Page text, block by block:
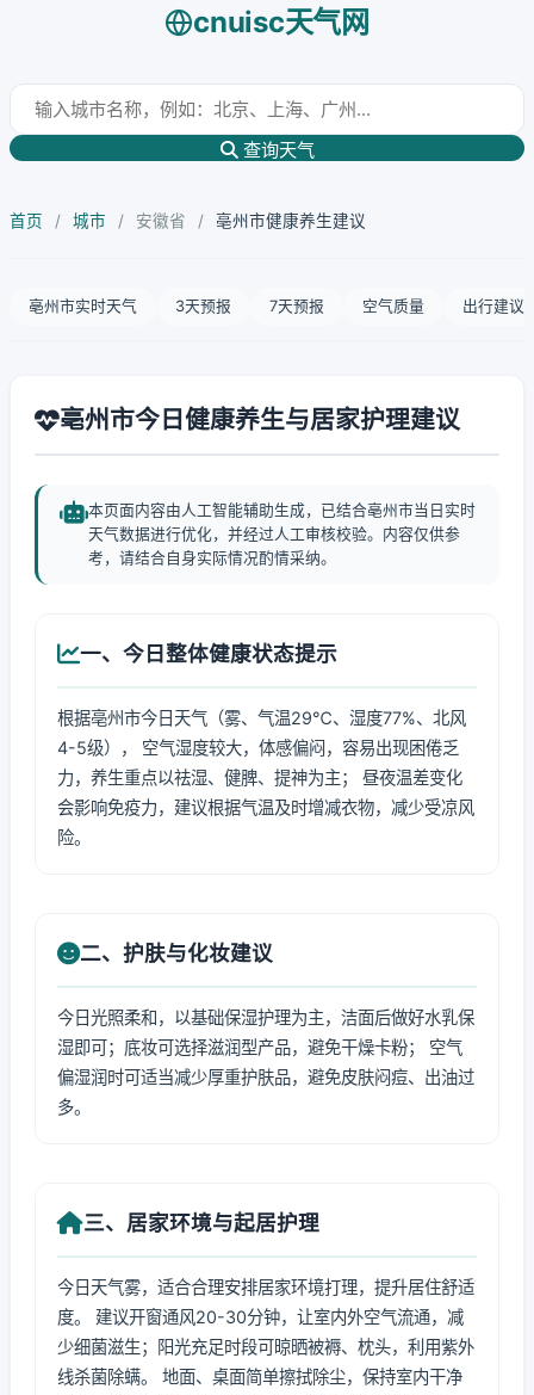
cnuisc天气网
查询天气
首页 / 城市 / 安徽省 / 亳州市健康养生建议
亳州市实时天气 3天预报 7天预报 空气质量 出行建议
亳州市今日健康养生与居家护理建议
本页面内容由人工智能辅助生成，已结合亳州市当日实时
天气数据进行优化，并经过人工审核校验。内容仅供参
考，请结合自身实际情况酌情采纳。
一、今日整体健康状态提示
根据亳州市今日天气（雾、气温29℃、湿度77%、北风
4-5级）， 空气湿度较大，体感偏闷，容易出现困倦乏
力，养生重点以祛湿、健脾、提神为主； 昼夜温差变化
会影响免疫力，建议根据气温及时增减衣物，减少受凉风
险。
二、护肤与化妆建议
今日光照柔和，以基础保湿护理为主，洁面后做好水乳保
湿即可；底妆可选择滋润型产品，避免干燥卡粉； 空气
偏湿润时可适当减少厚重护肤品，避免皮肤闷痘、出油过
多。
三、居家环境与起居护理
今日天气雾，适合合理安排居家环境打理，提升居住舒适
度。 建议开窗通风20-30分钟，让室内外空气流通，减
少细菌滋生；阳光充足时段可晾晒被褥、枕头，利用紫外
线杀菌除螨。 地面、桌面简单擦拭除尘，保持室内干净